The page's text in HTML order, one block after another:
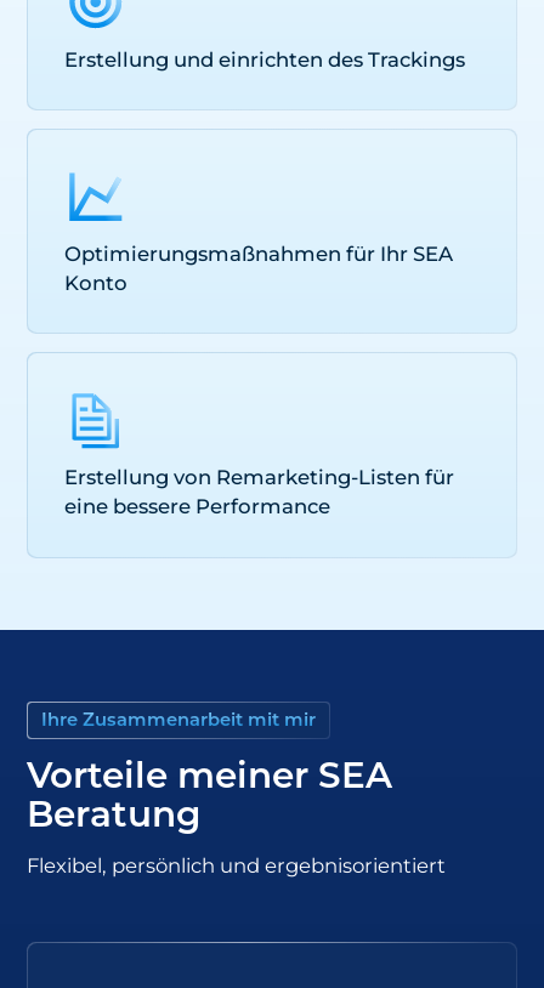
Erstellung und einrichten des Trackings
Optimierungsmaßnahmen für Ihr SEA
Konto
Erstellung von Remarketing-Listen für
eine bessere Performance
Ihre Zusammenarbeit mit mir
Vorteile meiner SEA
Beratung
Flexibel, persönlich und ergebnisorientiert